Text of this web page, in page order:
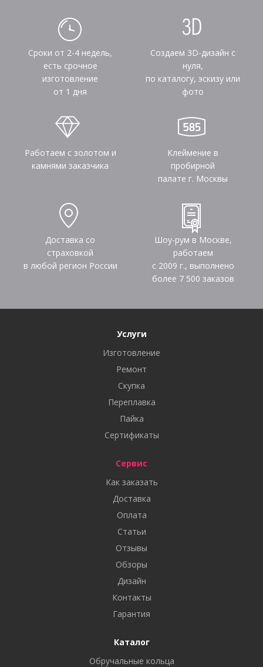
Сроки от 2-4 недель,
есть срочное
изготовление
от 1 дня
Создаем 3D-дизайн с
нуля,
по каталогу, эскизу или
фото
Работаем с золотом и
камнями заказчика
Клеймение в
пробирной
палате г. Москвы
Доставка со
страховкой
в любой регион России
Шоу-рум в Москве,
работаем
с 2009 г., выполнено
более 7 500 заказов
Услуги
Изготовление
Ремонт
Скупка
Переплавка
Пайка
Сертификаты
Сервис
Как заказать
Доставка
Оплата
Статьи
Отзывы
Обзоры
Дизайн
Контакты
Гарантия
Каталог
Обручальные кольца